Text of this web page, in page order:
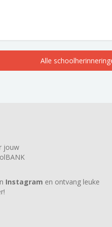
Alle
jouw
Instagram en ontvang leuke